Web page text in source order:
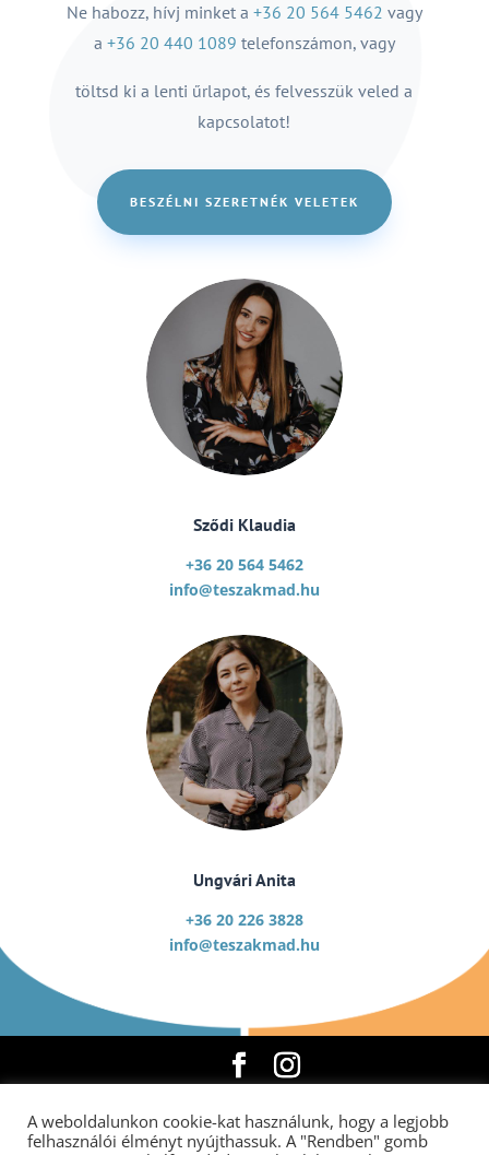
Ne habozz, hívj minket a +36 20 564 5462 vagy
a +36 20 440 1089 telefonszámon, vagy
töltsd ki a lenti űrlapot, és felvesszük veled a
kapcsolatot!
BESZÉLNI SZERETNÉK VELETEK
Sződi Klaudia
+36 20 564 5462
info@teszakmad.hu
Ungvári Anita
+36 20 226 3828
info@teszakmad.hu
Copyright © 2026 |Adatvédelmi szabályzat|
A weboldalunkon cookie-kat használunk, hogy a legjobb
felhasználói élményt nyújthassuk. A "Rendben" gomb